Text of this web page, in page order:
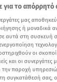
για το απόρρητό
μας
ή μοναδικά
αυτά στη συσκευή
οι
και οι συνεργάτες
παροχή
συγκατάθεσή σας,